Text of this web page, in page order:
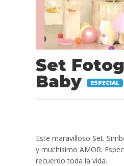
Set
Baby
ESPECIAL
Este maravilloso Set.
y muchísimo AMOR.
recuerdo toda la vida.